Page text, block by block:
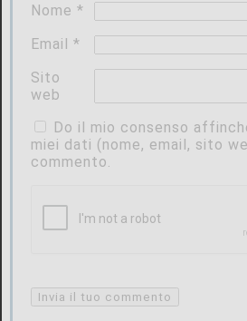
Nome*
Email*
Sito
web
Do il mio consenso
miei dati (nome, email, sito
commento.